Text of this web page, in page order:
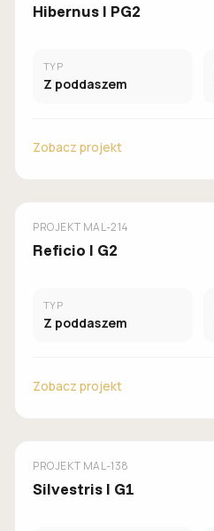
Hibernus I PG2
TYP
Z poddaszem
Zobacz projekt
MALACHIT
PROJEKT MAL-214
Reficio I G2
TYP
Z poddaszem
Zobacz projekt
MALACHIT
PROJEKT MAL-138
Silvestris I G1